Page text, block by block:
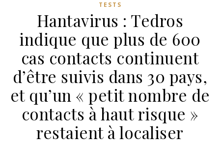
TESTS
Hantavirus : Tedros
indique que plus de 600
cas contacts continuent
d’être suivis dans 30 pays,
et qu’un « petit nombre de
contacts à haut risque »
restaient à localiser